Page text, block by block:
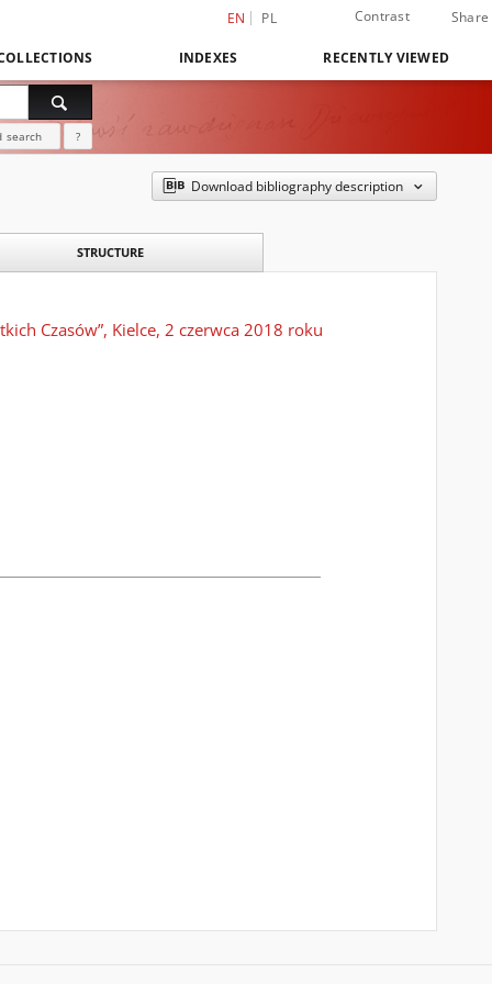
EN PL Contrast Share
INDEXES RECENTLY VIEWED
search ?
Download bibliography description
STRUCTURE
Czasów”, Kielce, 2 czerwca 2018 roku